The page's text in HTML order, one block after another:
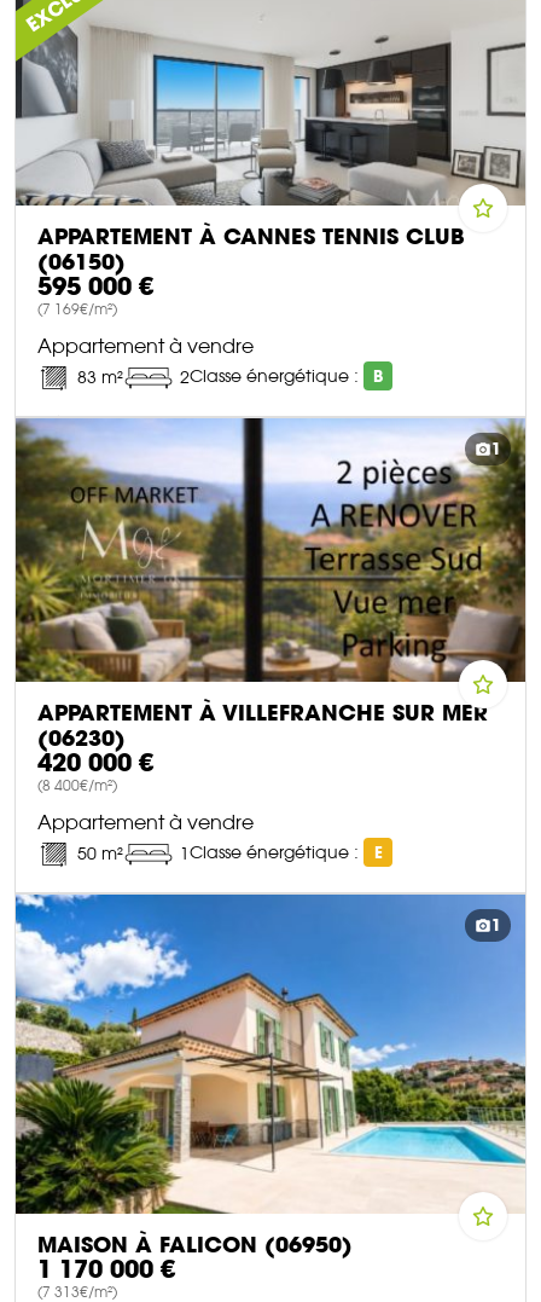
APPARTEMENT À CANNES TENNIS CLUB
(06150)
595 000 €
(7 169€/m²)
Appartement à vendre
83 m² 2Classe énergétique : B
DÉCOUVRIR CE BIEN
1
APPARTEMENT À VILLEFRANCHE SUR MER
(06230)
420 000 €
(8 400€/m²)
Appartement à vendre
50 m² 1Classe énergétique : E
DÉCOUVRIR CE BIEN
1
MAISON À FALICON (06950)
1 170 000 €
(7 313€/m²)